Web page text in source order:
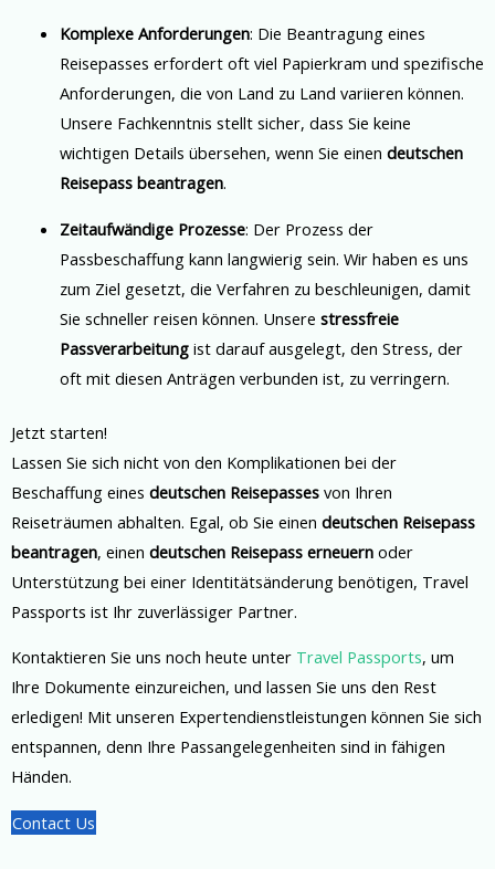
Komplexe Anforderungen: Die Beantragung eines
Reisepasses erfordert oft viel Papierkram und spezifische
Anforderungen, die von Land zu Land variieren können.
Unsere Fachkenntnis stellt sicher, dass Sie keine
wichtigen Details übersehen, wenn Sie einen deutschen
Reisepass beantragen.
Zeitaufwändige Prozesse: Der Prozess der
Passbeschaffung kann langwierig sein. Wir haben es uns
zum Ziel gesetzt, die Verfahren zu beschleunigen, damit
Sie schneller reisen können. Unsere stressfreie
Passverarbeitungist darauf ausgelegt, den Stress, der
oft mit diesen Anträgen verbunden ist, zu verringern.
Jetzt starten!
Lassen Sie sich nicht von den Komplikationen bei der
Beschaffung eines deutschen Reisepasses von Ihren
Reiseträumen abhalten. Egal, ob Sie einen deutschen Reisepass
beantragen, einen deutschen Reisepass erneuern oder
Unterstützung bei einer Identitätsänderung benötigen, Travel
Passports ist Ihr zuverlässiger Partner.
Kontaktieren Sie uns noch heute unter Travel Passports, um
Ihre Dokumente einzureichen, und lassen Sie uns den Rest
erledigen! Mit unseren Expertendienstleistungen können Sie sich
entspannen, denn Ihre Passangelegenheiten sind in fähigen
Händen.
Contact Us